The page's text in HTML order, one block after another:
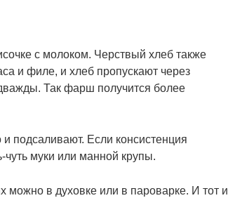
с молоком. Черствый хлеб также
и филе, и хлеб пропускают через
Так фарш получится более
подсаливают. Если консистенция
чуть муки или манной крупы.
можно в духовке или в пароварке. И тот и